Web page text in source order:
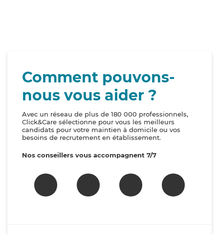
Comment pouvons-
nous vous aider ?
Avec un réseau de plus de 180 000 professionnels,
Click&Care sélectionne pour vous les meilleurs
candidats pour votre maintien à domicile ou vos
besoins de recrutement en établissement.
Nos conseillers vous accompagnent 7/7